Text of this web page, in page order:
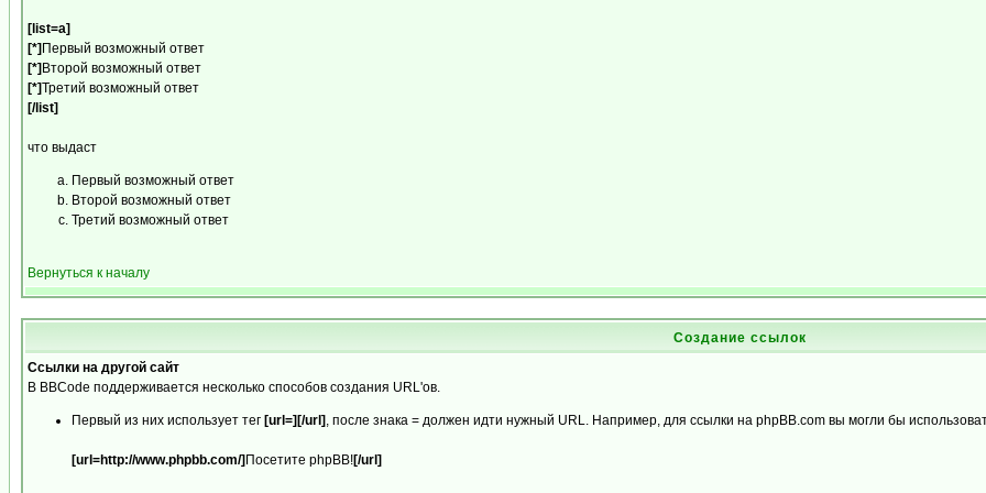
[list=a]
[*] Первый возможный ответ
[*] Второй возможный ответ
[*]Третий возможный ответ
[/list]
что выдаст
Первый возможный ответ
Второй возможный ответ
Третий возможный ответ
Вернуться к началу
Создание ссылок
Ссылки на другой сайт
В BBCode поддерживается несколько способов создания URL'ов.
Первый из них использует тег [url=][/url] , после знака = должен идти нужный URL. Например, для ссылки на phpBB.com вы могли бы
[url=http://www.phpbb.com/] Посетите phpBB![/url]